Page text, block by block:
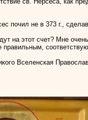
почил не в 373 г.,
на этот счет? Мне
правильным,
Вселенская